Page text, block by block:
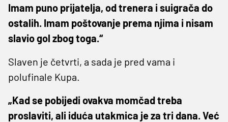
Imam puno prijatelja, od trenera i suigrača do
ostalih. Imam poštovanje prema njima i nisam
slavio gol zbog toga.“
Slaven je četvrti, a sada je pred vama i
polufinale Kupa.
„Kad se pobijedi ovakva momčad treba
proslaviti, ali iduća utakmica je za tri dana. Već